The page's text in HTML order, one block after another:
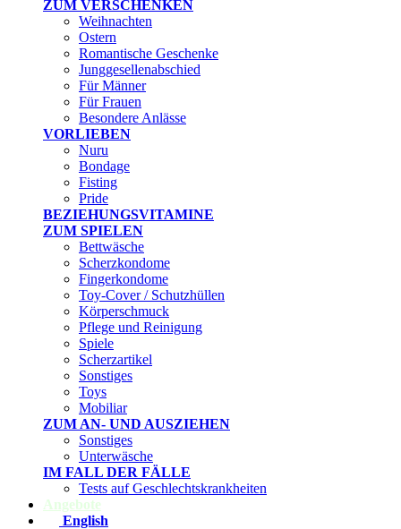
ZUM VERSCHENKEN
Weihnachten
Ostern
Romantische Geschenke
Junggesellenabschied
Für Männer
Für Frauen
Besondere Anlässe
VORLIEBEN
Nuru
Bondage
Fisting
Pride
BEZIEHUNGSVITAMINE
ZUM SPIELEN
Bettwäsche
Scherzkondome
Fingerkondome
Toy-Cover / Schutzhüllen
Körperschmuck
Pflege und Reinigung
Spiele
Scherzartikel
Sonstiges
Toys
Mobiliar
ZUM AN- UND AUSZIEHEN
Sonstiges
Unterwäsche
IM FALL DER FÄLLE
Tests auf Geschlechtskrankheiten
Angebote
English